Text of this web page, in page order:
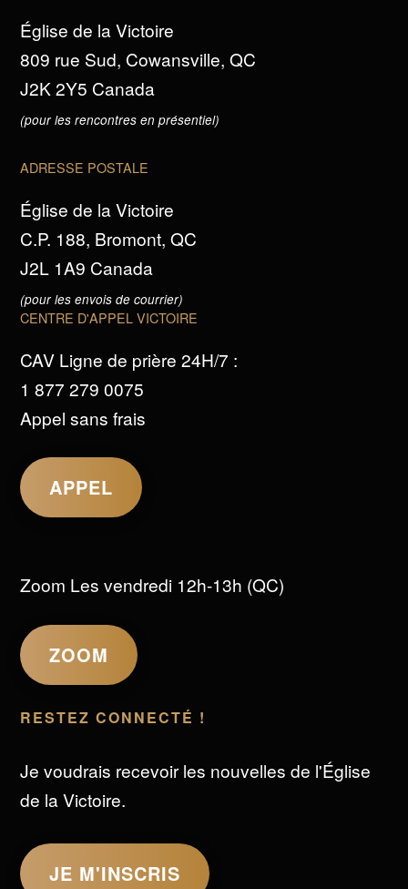
Église de la Victoire
809 rue Sud, Cowansville, QC
J2K 2Y5 Canada
(pour les rencontres en présentiel)
ADRESSE POSTALE
Église de la Victoire
C.P. 188, Bromont, QC
J2L 1A9 Canada
(pour les envois de courrier)
CENTRE D'APPEL VICTOIRE
CAV Ligne de prière 24H/7 :
1 877 279 0075
Appel sans frais
APPEL
Zoom Les vendredi 12h-13h (QC)
ZOOM
RESTEZ CONNECTÉ !
Je voudrais recevoir les nouvelles de l'Église
de la Victoire.
JE M'INSCRIS